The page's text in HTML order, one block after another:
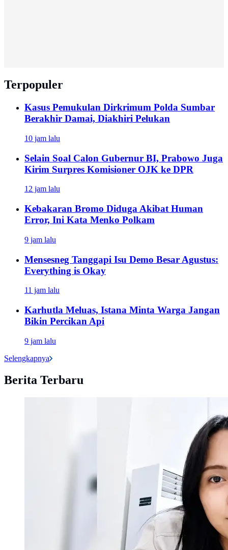
Terpopuler
Kasus Pemukulan Dirkrimum Polda Sumbar
Berakhir Damai, Diakhiri Pelukan
10 jam lalu
Selain Soal Calon Gubernur BI, Prabowo Juga
Kirim Surpres Komisioner OJK ke DPR
12 jam lalu
Kebakaran Bromo Diduga Akibat Human
Error, Ini Kata Menko Polkam
9 jam lalu
Mensesneg Tanggapi Isu Demo Besar Agustus:
Everything is Okay
11 jam lalu
Karhutla Meluas, Istana Minta Warga Jangan
Bikin Percikan Api
9 jam lalu
Selengkapnya
Berita Terbaru